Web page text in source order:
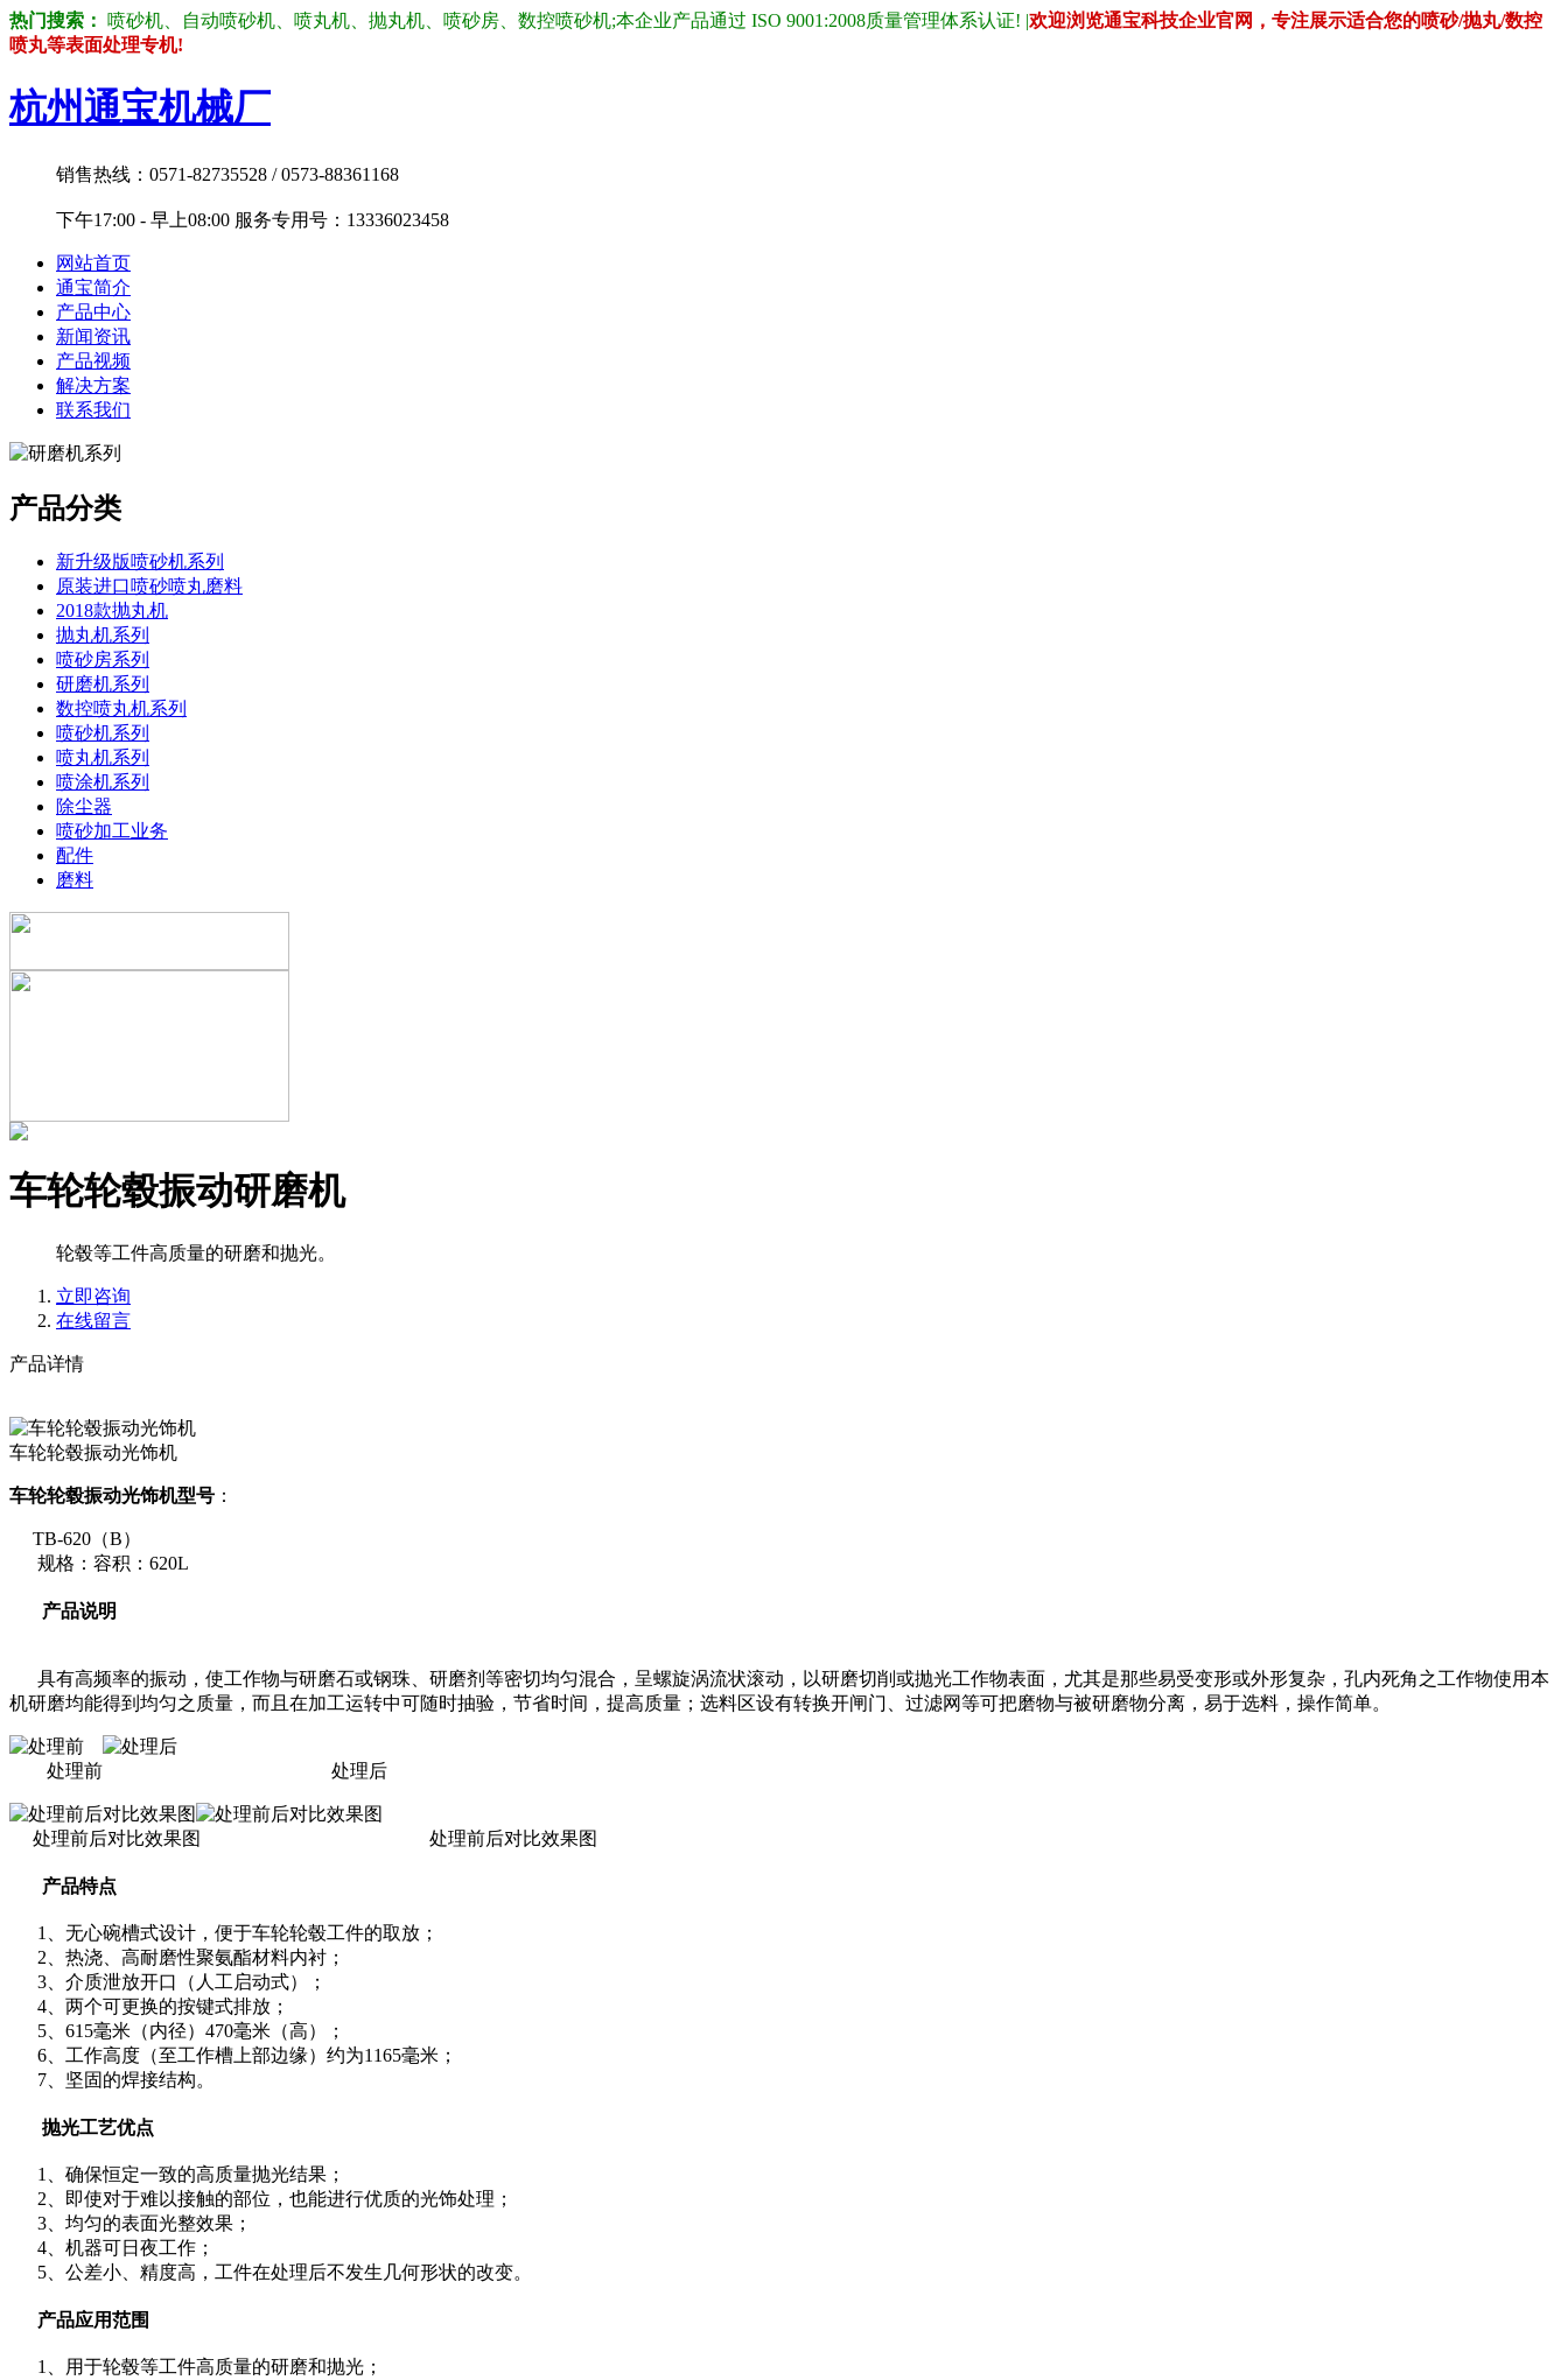
热门搜索： 喷砂机、自动喷砂机、喷丸机、抛丸机、喷砂房、数控喷砂机;本企业产品通过 ISO 9001:2008质量管理体系认证! |欢迎浏览通宝科技企业官网，专注展示适合您的喷砂/抛丸/数控
喷丸等表面处理专机!
杭州通宝机械厂
销售热线：0571-82735528 / 0573-88361168
下午17:00 - 早上08:00 服务专用号：13336023458
网站首页
通宝简介
产品中心
新闻资讯
产品视频
解决方案
联系我们
产品分类
新升级版喷砂机系列
原装进口喷砂喷丸磨料
2018款抛丸机
抛丸机系列
喷砂房系列
研磨机系列
数控喷丸机系列
喷砂机系列
喷丸机系列
喷涂机系列
除尘器
喷砂加工业务
配件
磨料
车轮轮毂振动研磨机
轮毂等工件高质量的研磨和抛光。
立即咨询
在线留言
产品详情
车轮轮毂振动光饰机
车轮轮毂振动光饰机型号 ：
TB-620（B）
规格：容积：620L
产品说明
具有高频率的振动，使工作物与研磨石或钢珠、研磨剂等密切均匀混合，呈螺旋涡流状滚动，以研磨切削或抛光工作物表面，尤其是那些易受变形或外形复杂，孔内死角之工作物使用本
机研磨均能得到均匀之质量，而且在加工运转中可随时抽验，节省时间，提高质量；选料区设有转换开闸门、过滤网等可把磨物与被研磨物分离，易于选料，操作简单。
处理前 处理后
处理前后对比效果图 处理前后对比效果图
产品特点
1、无心碗槽式设计，便于车轮轮毂工件的取放；
2、热浇、高耐磨性聚氨酯材料内衬；
3、介质泄放开口（人工启动式）；
4、两个可更换的按键式排放；
5、615毫米（内径）470毫米（高）；
6、工作高度（至工作槽上部边缘）约为1165毫米；
7、坚固的焊接结构。
抛光工艺优点
1、确保恒定一致的高质量抛光结果；
2、即使对于难以接触的部位，也能进行优质的光饰处理；
3、均匀的表面光整效果；
4、机器可日夜工作；
5、公差小、精度高，工件在处理后不发生几何形状的改变。
产品应用范围
1、用于轮毂等工件高质量的研磨和抛光；